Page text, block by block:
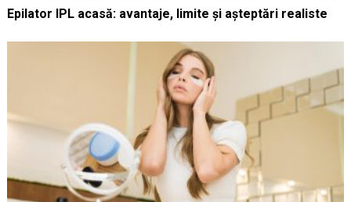
Epilator IPL acasă: avantaje, limite și așteptări realiste